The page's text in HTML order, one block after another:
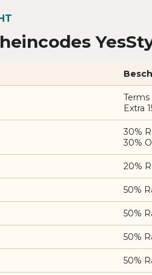
Extra
30%
30%
20%
50%
50%
50%
50%